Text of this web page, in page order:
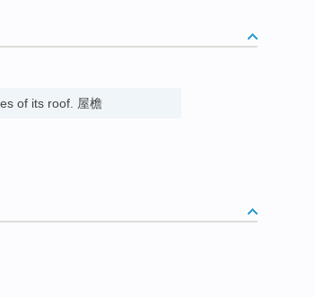
of its roof. 屋檐